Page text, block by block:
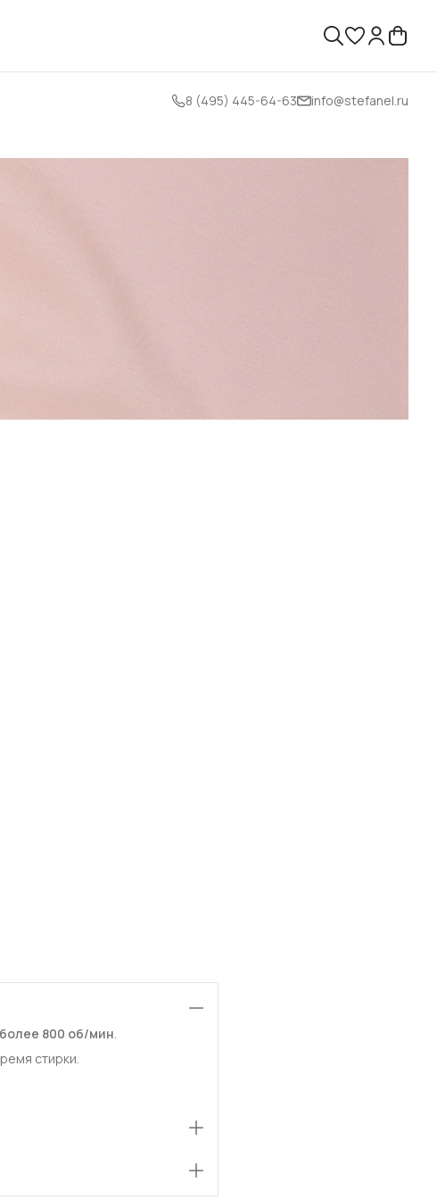
8 (495) 445-64-63 info@stefanel.ru
800 об/мин.
стирки.